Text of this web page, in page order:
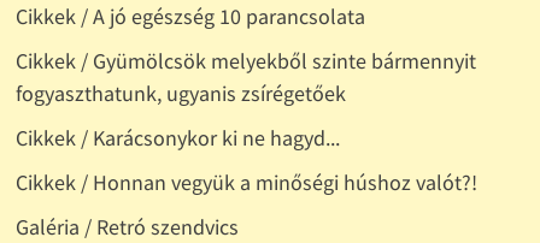
Cikkek / A jó egészség 10 parancsolata
Cikkek / Gyümölcsök melyekből szinte bármennyit
fogyaszthatunk, ugyanis zsírégetőek
Cikkek / Karácsonykor ki ne hagyd...
Cikkek / Honnan vegyük a minőségi húshoz valót?!
Galéria / Retró szendvics